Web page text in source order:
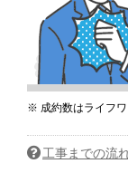
※ 成約数はライフワ
工事までの流